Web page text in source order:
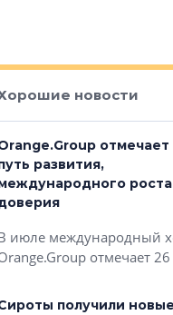
новости
отмечает
развития,
июле международный
отмечает 26
получили новые